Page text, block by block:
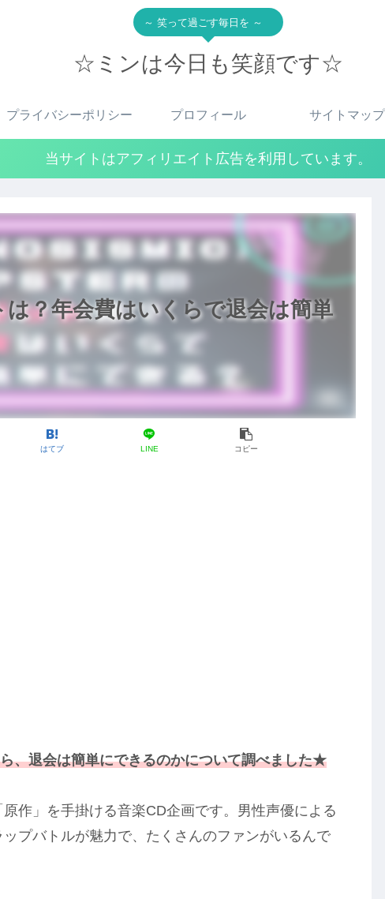
～ 笑って過ごす毎日を ～
☆ミンは今日も笑顔です☆
プライバシーポリシー プロフィール サイトマップ
当サイトはアフィリエイト広告を利用しています。
？年会費はいくらで退会は簡単
はてブ LINE コピー
、退会は簡単にできるのかについて調べました★
作」を手掛ける音楽CD企画です。男性声優による
プバトルが魅力で、たくさんのファンがいるんで